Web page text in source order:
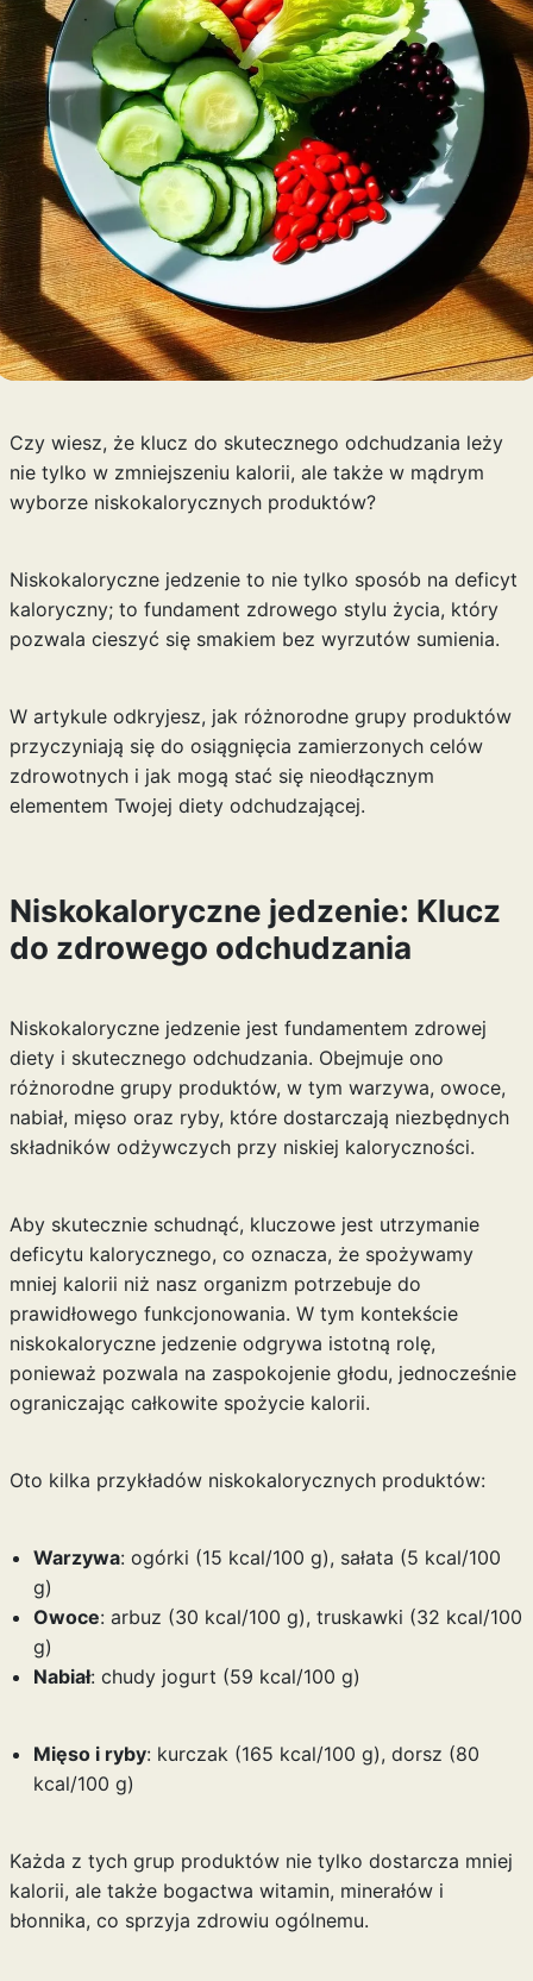
Czy wiesz, że klucz do skutecznego odchudzania leży
nie tylko w zmniejszeniu kalorii, ale także w mądrym
wyborze niskokalorycznych produktów?
Niskokaloryczne jedzenie to nie tylko sposób na deficyt
kaloryczny; to fundament zdrowego stylu życia, który
pozwala cieszyć się smakiem bez wyrzutów sumienia.
W artykule odkryjesz, jak różnorodne grupy produktów
przyczyniają się do osiągnięcia zamierzonych celów
zdrowotnych i jak mogą stać się nieodłącznym
elementem Twojej diety odchudzającej.
Niskokaloryczne jedzenie: Klucz
do zdrowego odchudzania
Niskokaloryczne jedzenie jest fundamentem zdrowej
diety i skutecznego odchudzania. Obejmuje ono
różnorodne grupy produktów, w tym warzywa, owoce,
nabiał, mięso oraz ryby, które dostarczają niezbędnych
składników odżywczych przy niskiej kaloryczności.
Aby skutecznie schudnąć, kluczowe jest utrzymanie
deficytu kalorycznego, co oznacza, że spożywamy
mniej kalorii niż nasz organizm potrzebuje do
prawidłowego funkcjonowania. W tym kontekście
niskokaloryczne jedzenie odgrywa istotną rolę,
ponieważ pozwala na zaspokojenie głodu, jednocześnie
ograniczając całkowite spożycie kalorii.
Oto kilka przykładów niskokalorycznych produktów:
Warzywa: ogórki (15 kcal/100 g), sałata (5 kcal/100
g)
Owoce: arbuz (30 kcal/100 g), truskawki (32 kcal/100
g)
Nabiał: chudy jogurt (59 kcal/100 g)
Mięso i ryby: kurczak (165 kcal/100 g), dorsz (80
kcal/100 g)
Każda z tych grup produktów nie tylko dostarcza mniej
kalorii, ale także bogactwa witamin, minerałów i
błonnika, co sprzyja zdrowiu ogólnemu.